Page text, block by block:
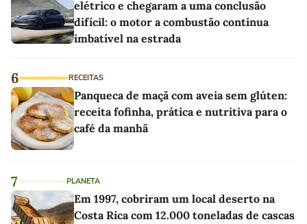
elétrico e chegaram a uma conclusão
difícil: o motor a combustão continua
imbatível na estrada
6 RECEITAS
Panqueca de maçã com aveia sem glúten:
receita fofinha, prática e nutritiva para o
café da manhã
7 PLANETA
Em 1997, cobriram um local deserto na
Costa Rica com 12.000 toneladas de cascas